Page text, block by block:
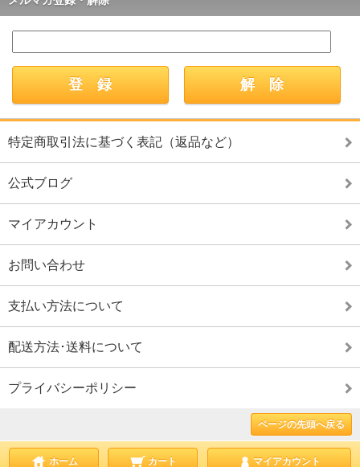
特定商取引法に基づく表記（返品など）
公式ブログ
マイアカウント
お問い合わせ
支払い方法について
配送方法･送料について
プライバシーポリシー
ページの先頭へ戻る
ホーム カート マイアカウント